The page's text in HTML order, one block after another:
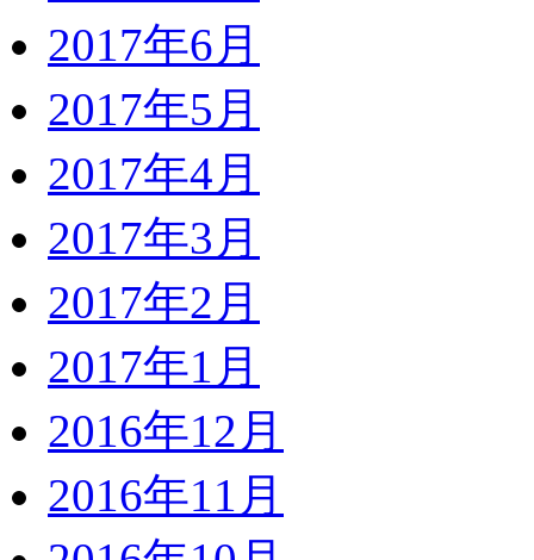
2017年6月
2017年5月
2017年4月
2017年3月
2017年2月
2017年1月
2016年12月
2016年11月